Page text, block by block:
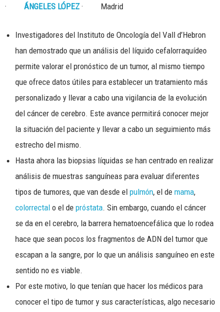
· ÁNGELES LÓPEZ · Madrid
Investigadores del Instituto de Oncología del Vall d’Hebron
han demostrado que un análisis del líquido cefalorraquídeo
permite valorar el pronóstico de un tumor, al mismo tiempo
que ofrece datos útiles para establecer un tratamiento más
personalizado y llevar a cabo una vigilancia de la evolución
del cáncer de cerebro. Este avance permitirá conocer mejor
la situación del paciente y llevar a cabo un seguimiento más
estrecho del mismo.
Hasta ahora las biopsias líquidas se han centrado en realizar
análisis de muestras sanguíneas para evaluar diferentes
tipos de tumores, que van desde el pulmón, el de mama,
colorrectal o el de próstata. Sin embargo, cuando el cáncer
se da en el cerebro, la barrera hematoencefálica que lo rodea
hace que sean pocos los fragmentos de ADN del tumor que
escapan a la sangre, por lo que un análisis sanguíneo en este
sentido no es viable.
Por este motivo, lo que tenían que hacer los médicos para
conocer el tipo de tumor y sus características, algo necesario